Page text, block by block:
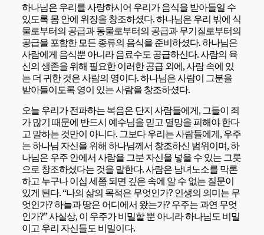
하나님은 우리를 사랑하시어 우리가 음식을 받아들일 수
있도록 몸 안에 위장을 창조하셨다. 하나님은 우리 밖에 식
물로부터의 공급과 동물로부터의 공급과 무기질로부터의
공급을 포함한 모든 종류의 음식을 준비하셨다. 하나님은
사람에게 음식뿐 아니라 음료수도 공급하신다. 사람의 육
신의 생존을 위해 필요한 이러한 공급 외에, 사람 속에 있
는 더 귀한 것은 사람의 영이다. 하나님은 사람이 그분을
받아들이도록 영이 있는 사람을 창조하셨다.
오늘 우리가 전파하는 복음은 단지 사람들에게, 그들이 죄
가 많기 때문에 반드시 예수님을 믿고 멸망을 피해야 한다
고 말하는 것만이 아니다. 그보다 우리는 사람들에게, 우주
는 하나님 자신을 위해 하나님께서 창조하신 범위이며, 하
나님은 우주 안에서 사람을 그분 자신을 넣을 수 있는 그릇
으로 창조하셨다는 것을 말한다. 사람은 남녀노소를 막론
하고 누구나 이십 세쯤 되면 깊은 속에 알 수 없는 질문이
있게 된다. “나의 삶의 목적은 무엇인가? 인생의 의미는 무
엇인가? 하늘과 땅은 어디에서 왔는가? 우주는 과연 무엇
인가?” 사실상, 이 우주가 비밀할 뿐 아니라 하나님도 비밀
이고 우리 자신들도 비밀이다.